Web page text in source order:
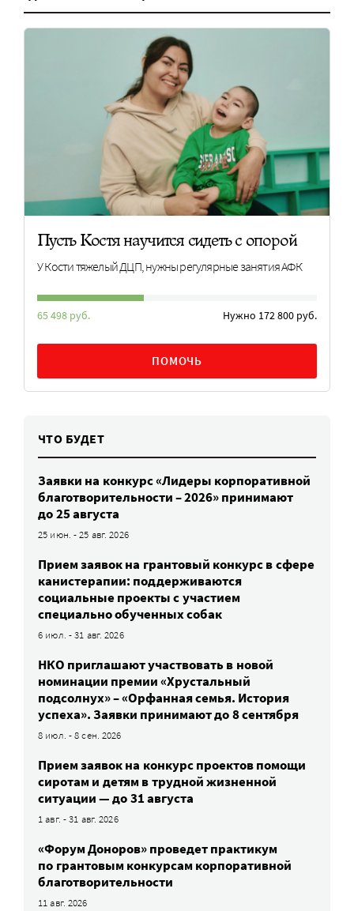
Пусть Костя научится сидеть с опорой
У Кости тяжелый ДЦП, нужны регулярные занятия АФК
65 498 руб. Нужно 172 800 руб.
ПОМОЧЬ
ЧТО БУДЕТ
Заявки на конкурс «Лидеры корпоративной
благотворительности – 2026» принимают
до 25 августа
25 июн. - 25 авг. 2026
Прием заявок на грантовый конкурс в сфере
канистерапии: поддерживаются
социальные проекты с участием
специально обученных собак
6 июл. - 31 авг. 2026
НКО приглашают участвовать в новой
номинации премии «Хрустальный
подсолнух» – «Орфанная семья. История
успеха». Заявки принимают до 8 сентября
8 июл. - 8 сен. 2026
Прием заявок на конкурс проектов помощи
сиротам и детям в трудной жизненной
ситуации — до 31 августа
1 авг. - 31 авг. 2026
«Форум Доноров» проведет практикум
по грантовым конкурсам корпоративной
благотворительности
11 авг. 2026